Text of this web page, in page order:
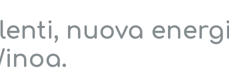
nuova